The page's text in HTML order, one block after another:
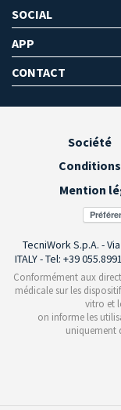
SOCIAL
APP
CONTACT
Société
Mention
TecniWork S.p.A. -
ITALY - Tel: +39
Conformément aux
médicale sur les
vitro et
on informe les
uniquement